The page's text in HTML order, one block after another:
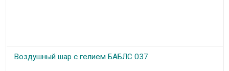
Воздушный шар с гелием БАБЛС 037